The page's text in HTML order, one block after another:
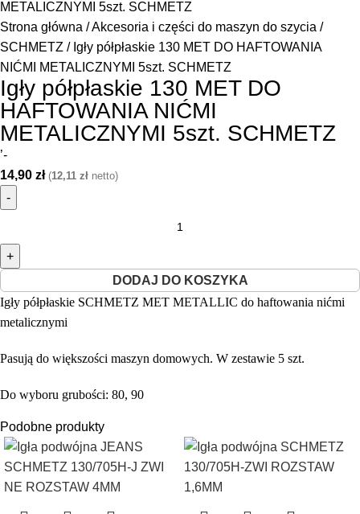
Strona główna
Akcesoria i części do maszyn do szycia
SCHMETZ
Igły półpłaskie 130 MET DO HAFTOWANIA
NIĆMI METALICZNYMI 5szt. SCHMETZ
Igły półpłaskie 130 MET DO
HAFTOWANIA NIĆMI
METALICZNYMI 5szt. SCHMETZ
’-
14,90 zł (12,11 zł netto)
DODAJ DO KOSZYKA
Igły półpłaskie SCHMETZ MET METALLIC do haftowania nićmi
metalicznymi
Pasują do większości maszyn domowych. W zestawie 5 szt.
Do wyboru grubości: 80, 90
Podobne produkty